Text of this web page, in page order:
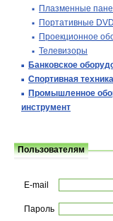
Плазменные
Портативные
Проекционное
Телевизоры
Банковское
Спортивная техника
Промышленное
инструмент
Пользователям
E-mail
Пароль